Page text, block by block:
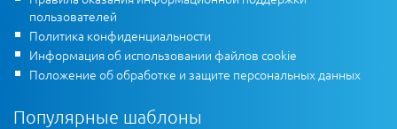
пользователей
Политика конфиденциальности
Информация об использовании файлов cookie
Положение об обработке и защите персональных данных
Популярные шаблоны